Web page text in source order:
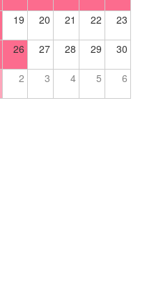
19 20 21 22 23
26 27 28 29 30
2 3 4 5 6